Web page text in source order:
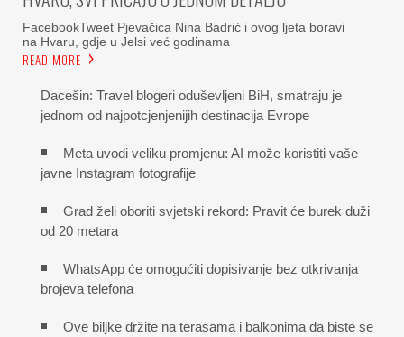
FacebookTweet Pjevačica Nina Badrić i ovog ljeta boravi
na Hvaru, gdje u Jelsi već godinama
READ MORE
Dacešin: Travel blogeri oduševljeni BiH, smatraju je
jednom od najpotcjenjenijih destinacija Evrope
Meta uvodi veliku promjenu: AI može koristiti vaše
javne Instagram fotografije
Grad želi oboriti svjetski rekord: Pravit će burek duži
od 20 metara
WhatsApp će omogućiti dopisivanje bez otkrivanja
brojeva telefona
Ove biljke držite na terasama i balkonima da biste se